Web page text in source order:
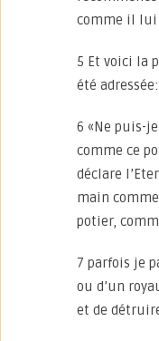
comme il lui
5 Et voici la
été adressée:
6 «Ne puis-
comme ce
déclare
main
potier,
7 parfois je
ou d’un
et de